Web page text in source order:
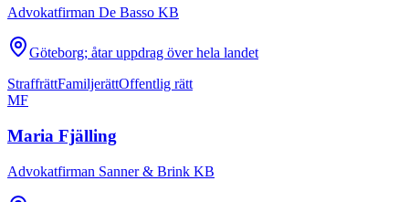
Advokatfirman De Basso KB
Göteborg; åtar uppdrag över hela landet
StraffrättFamiljerättOffentlig rätt
MF
Maria Fjälling
Advokatfirman Sanner & Brink KB